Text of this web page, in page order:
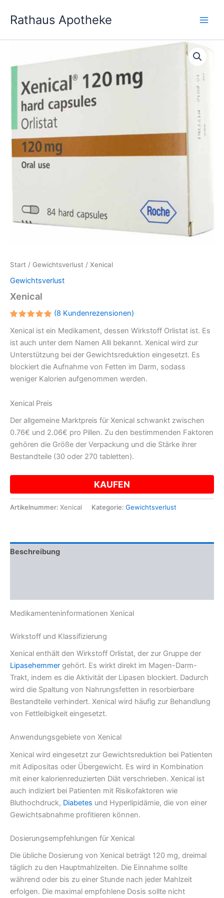
InhaltRathaus Apotheke
Start / Gewichtsverlust / Xenical
Gewichtsverlust
Xenical
mit4.875
von 5,
basierend
auf
Kundenbewertungen
(8 Kundenrezensionen)
Xenical ist ein Medikament, dessen Wirkstoff Orlistat ist. Es
ist auch unter dem Namen Alli bekannt. Xenical wird zur
Unterstützung bei der Gewichtsreduktion eingesetzt. Es
blockiert die Aufnahme von Fetten im Darm, sodass
weniger Kalorien aufgenommen werden.
Xenical Preis
Der allgemeine Marktpreis für Xenical schwankt zwischen
0.76€ und 2.06€ pro Pillen. Zu den bestimmenden Faktoren
gehören die Größe der Verpackung und die Stärke ihrer
Bestandteile (30 oder 270 tabletten).
KAUFEN
Artikelnummer: Xenical Kategorie: Gewichtsverlust
Beschreibung
Medikamenteninformationen Xenical
Wirkstoff und Klassifizierung
Xenical enthält den Wirkstoff Orlistat, der zur Gruppe der
Lipasehemmer gehört. Es wirkt direkt im Magen-Darm-
Trakt, indem es die Aktivität der Lipasen blockiert. Dadurch
wird die Spaltung von Nahrungsfetten in resorbierbare
Bestandteile verhindert. Xenical wird häufig zur Behandlung
von Fettleibigkeit eingesetzt.
Anwendungsgebiete von Xenical
Xenical wird eingesetzt zur Gewichtsreduktion bei Patienten
mit Adipositas oder Übergewicht. Es wird in Kombination
mit einer kalorienreduzierten Diät verschrieben. Xenical ist
auch indiziert bei Patienten mit Risikofaktoren wie
Bluthochdruck, Diabetes und Hyperlipidämie, die von einer
Gewichtsabnahme profitieren können.
Dosierungsempfehlungen für Xenical
Die übliche Dosierung von Xenical beträgt 120 mg, dreimal
täglich zu den Hauptmahlzeiten. Die Einnahme sollte
während oder bis zu einer Stunde nach jeder Mahlzeit
erfolgen. Die maximal empfohlene Dosis sollte nicht